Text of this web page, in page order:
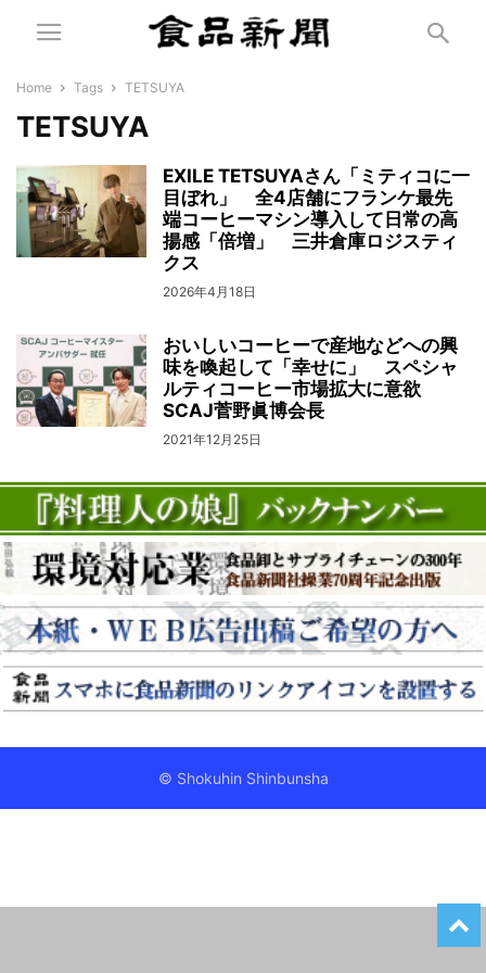
Home Tags TETSUYA
TETSUYA
EXILE TETSUYAさん「ミティコに一
目ぼれ」 全4店舗にフランケ最先
端コーヒーマシン導入して日常の高
揚感「倍増」 三井倉庫ロジスティ
クス
2026年4月18日
おいしいコーヒーで産地などへの興
味を喚起して「幸せに」 スペシャ
ルティコーヒー市場拡大に意欲
SCAJ菅野眞博会長
2021年12月25日
© Shokuhin Shinbunsha